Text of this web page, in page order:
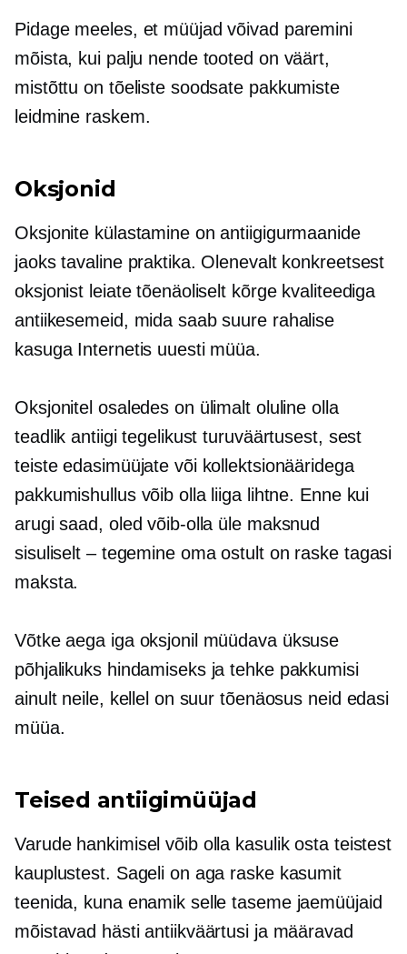
Pidage meeles, et müüjad võivad paremini
mõista, kui palju nende tooted on väärt,
mistõttu on tõeliste soodsate pakkumiste
leidmine raskem.
Oksjonid
Oksjonite külastamine on antiigigurmaanide
jaoks tavaline praktika. Olenevalt konkreetsest
oksjonist leiate tõenäoliselt kõrge kvaliteediga
antiikesemeid, mida saab suure rahalise
kasuga Internetis uuesti müüa.
Oksjonitel osaledes on ülimalt oluline olla
teadlik antiigi tegelikust turuväärtusest, sest
teiste edasimüüjate või kollektsionääridega
pakkumishullus võib olla liiga lihtne. Enne kui
arugi saad, oled võib-olla üle maksnud
sisuliselt – tegemineoma ostult on raske tagasi
maksta.
Võtke aega iga oksjonil müüdava üksuse
põhjalikuks hindamiseks ja tehke pakkumisi
ainult neile, kellel on suur tõenäosus neid edasi
müüa.
Teised antiigimüüjad
Varude hankimisel võib olla kasulik osta teistest
kauplustest. Sageli on aga raske kasumit
teenida, kuna enamik selle taseme jaemüüjaid
mõistavad hästi antiikväärtusi ja määravad